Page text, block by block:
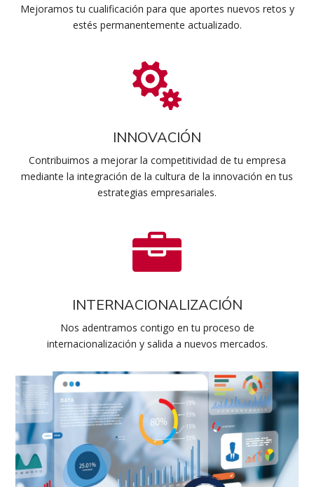
Mejoramos tu cualificación para que aportes nuevos retos y
estés permanentemente actualizado.

INNOVACIÓN
Contribuimos a mejorar la competitividad de tu empresa
mediante la integración de la cultura de la innovación en tus
estrategias empresariales.

INTERNACIONALIZACIÓN
Nos adentramos contigo en tu proceso de
internacionalización y salida a nuevos mercados.